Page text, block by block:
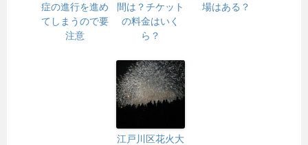
症の進行を進め
てしまうので要
注意
間は？チケット
の料金はいく
ら？
場はある？
江戸川区花火大